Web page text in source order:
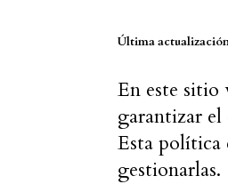
Última
En este sitio
garantizar
Esta política
gestionarlas.